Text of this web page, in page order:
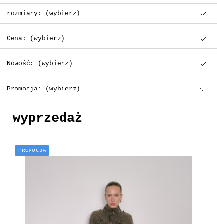
rozmiary: (wybierz)
Cena: (wybierz)
Nowość: (wybierz)
Promocja: (wybierz)
wyprzedaż
PROMOCJA